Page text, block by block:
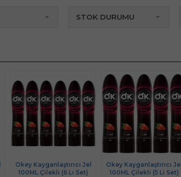
STOK DURUMU
Okey Kayganlaştırıcı Jel
100ML Çilekli (6 Lı Set)
Okey Kayganlaştırıcı Jel
100ML Çilekli (5 Li Set)